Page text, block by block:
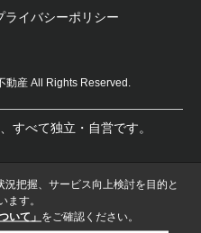
ライバシーポリシー
動産 All Rights Reserved.
すべて独立・自営です。
把握、サービス向上検討を目的と
ます。
いて」 をご確認ください。